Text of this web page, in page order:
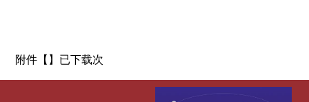
附件【】已下载次